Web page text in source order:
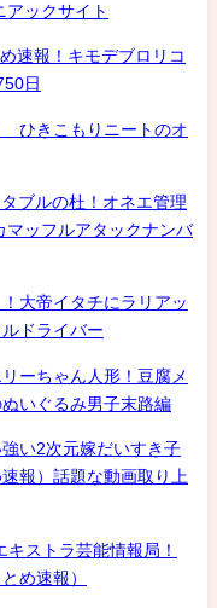
ックサイト
速報！キモデブロリコ
日
ひきこもりニートのオ
ブルの杜！オネエ管理
マッフルアタックナンバ
大帝イタチにラリアッ
ドライバー
ーちゃん人形！豆腐メ
いぐるみ男子末路編
い2次元嫁だいすき子
報）話題な動画取り上
ストラ芸能情報局！
め速報）